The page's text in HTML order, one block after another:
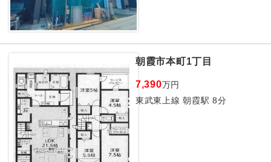
朝霞市本町1丁目
7,390万円
東武東上線 朝霞駅 8分